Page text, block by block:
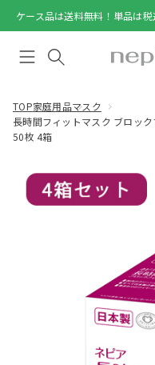
ケース品は送料無料！単品は
TOP家庭用品マスク
長時間フィットマスク ブロッ
50枚 4箱